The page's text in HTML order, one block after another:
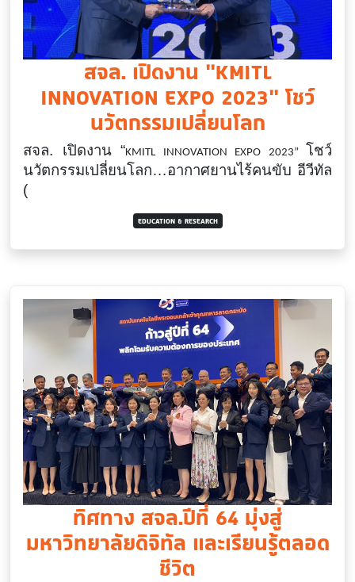
สจล. เปิดงาน “KMITL
INNOVATION EXPO 2023” โชว์
นวัตกรรมเปลี่ยนโลก
สจล. เปิดงาน “KMITL INNOVATION EXPO 2023” โชว์
นวัตกรรมเปลี่ยนโลก…อากาศยานไร้คนขับ อีวีทัล
(
EDUCATION & RESEARCH
ทิศทาง สจล.ปีที่ 64 มุ่งสู่
มหาวิทยาลัยดิจิทัล และเรียนรู้ตลอด
ชีวิต